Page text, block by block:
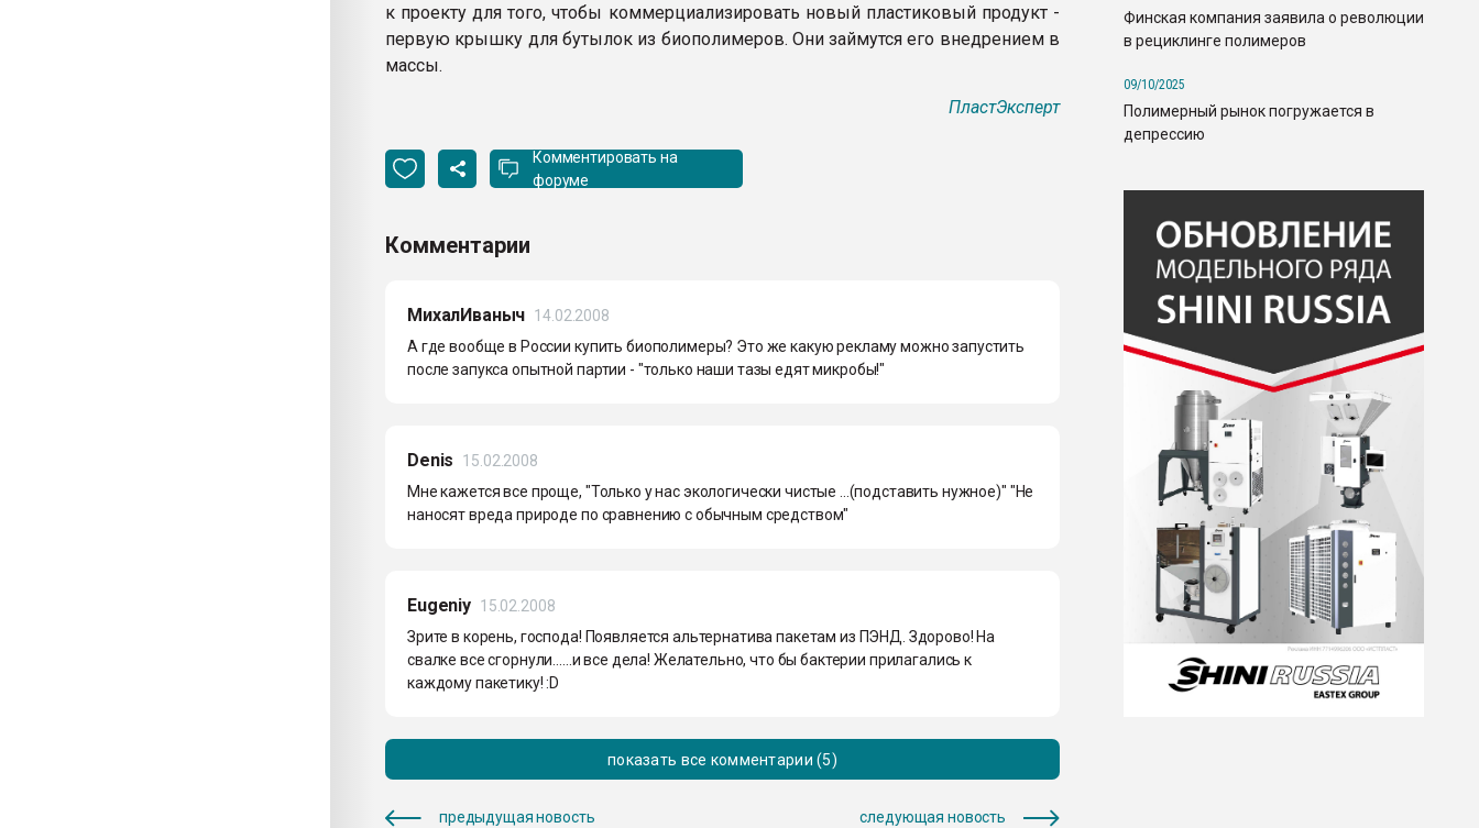
к проекту для того, чтобы коммерциализировать новый пластиковый продукт -
первую крышку для бутылок из биополимеров. Они займутся его внедрением в
массы.
ПластЭксперт
Комментировать на
форуме
Комментарии
МихалИваныч 14.02.2008
А где вообще в России купить биополимеры? Это же какую рекламу можно запустить
после запукса опытной партии - "только наши тазы едят микробы!"
Denis
15.02.2008
Мне кажется все проще, "Только у нас экологически чистые ...(подставить нужное)" "Не
наносят вреда природе по сравнению с обычным средством"
Eugeniy 15.02.2008
Зрите в корень, господа! Появляется альтернатива пакетам из ПЭНД. Здорово! На
свалке все сгорнули......и все дела! Желательно, что бы бактерии прилагались к
каждому пакетику! :D
показать все комментарии (5)
предыдущая новость следующая новость
Финская компания заявила о революции
в рециклинге полимеров
09/10/2025
Полимерный рынок погружается в
депрессию